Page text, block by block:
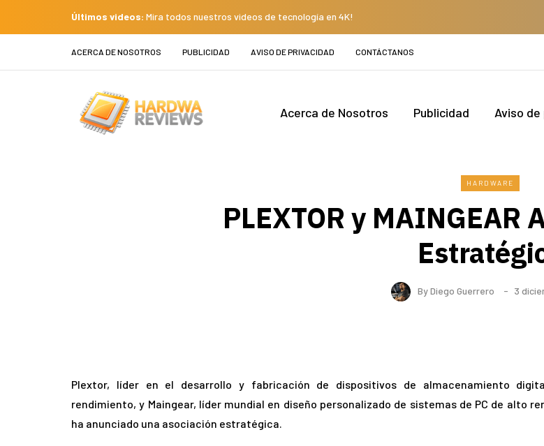
Últimos videos: Mira todos nuestros videos de tecnología en 4K!
ACERCA DE NOSOTROS PUBLICIDAD AVISO DE PRIVACIDAD CONTÁCTANOS
Acerca de Nosotros Publicidad Aviso
HARDWARE
PLEXTOR y
ByDiego Guerrero 3
Plextor, líder en el desarrollo y fabricación de dispositivos de almacenamiento
rendimiento, y Maingear, líder mundial en diseño personalizado de sistemas de PC de alto
ha anunciado una asociación estratégica.